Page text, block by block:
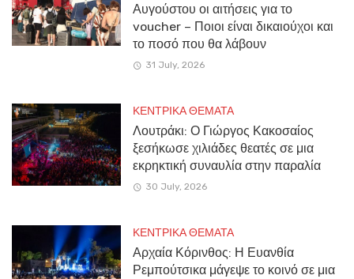
Αυγούστου οι αιτήσεις για το
voucher – Ποιοι είναι δικαιούχοι και
το ποσό που θα λάβουν
31 July, 2026
ΚΕΝΤΡΙΚΑ ΘΕΜΑΤΑ
Λουτράκι: Ο Γιώργος Κακοσαίος
ξεσήκωσε χιλιάδες θεατές σε μια
εκρηκτική συναυλία στην παραλία
30 July, 2026
ΚΕΝΤΡΙΚΑ ΘΕΜΑΤΑ
Αρχαία Κόρινθος: Η Ευανθία
Ρεμπούτσικα μάγεψε το κοινό σε μια